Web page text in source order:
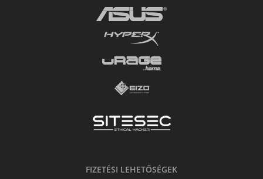
FIZETÉSI LEHETŐSÉGEK